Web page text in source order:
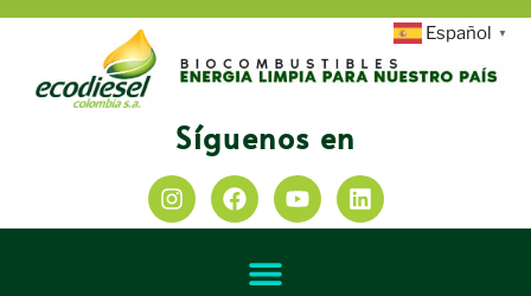
Síguenos en
Español ▼